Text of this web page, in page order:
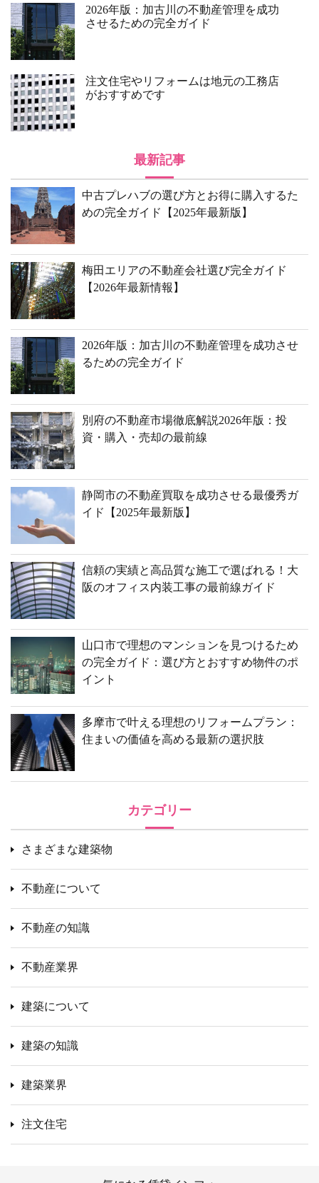
2026年版：加古川の不動産管理を成功
させるための完全ガイド
注文住宅やリフォームは地元の工務店
がおすすめです
最新記事
中古プレハブの選び方とお得に購入するた
めの完全ガイド【2025年最新版】
梅田エリアの不動産会社選び完全ガイド
【2026年最新情報】
2026年版：加古川の不動産管理を成功させ
るための完全ガイド
別府の不動産市場徹底解説2026年版：投
資・購入・売却の最前線
静岡市の不動産買取を成功させる最優秀ガ
イド【2025年最新版】
信頼の実績と高品質な施工で選ばれる！大
阪のオフィス内装工事の最前線ガイド
山口市で理想のマンションを見つけるため
の完全ガイド：選び方とおすすめ物件のポ
イント
多摩市で叶える理想のリフォームプラン：
住まいの価値を高める最新の選択肢
カテゴリー
さまざまな建築物
不動産について
不動産の知識
不動産業界
建築について
建築の知識
建築業界
注文住宅